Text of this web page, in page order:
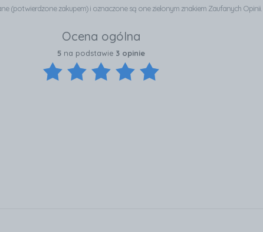
(potwierdzone zakupem) i oznaczone są one zielonym znakiem Zaufanych
Ocena ogólna
5 na podstawie 3 opinie